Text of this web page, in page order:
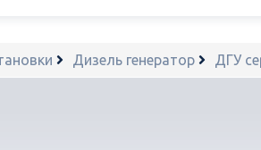
Дизель генератор ДГУ